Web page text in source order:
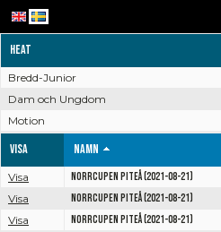
Heat
Bredd-Junior
Dam och Ungdom
Motion
Visa Namn
Visa Norrcupen Piteå (2021-08-21)
Visa
Norrcupen Piteå (2021-08-21)
Visa
Norrcupen Piteå (2021-08-21)